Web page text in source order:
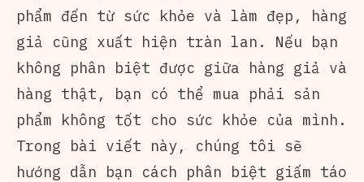
phẩm đến từ sức khỏe và làm đẹp, hàng
giả cũng xuất hiện tràn lan. Nếu bạn
không phân biệt được giữa hàng giả và
hàng thật, bạn có thể mua phải sản
phẩm không tốt cho sức khỏe của mình.
Trong bài viết này, chúng tôi sẽ
hướng dẫn bạn cách phân biệt giấm táo